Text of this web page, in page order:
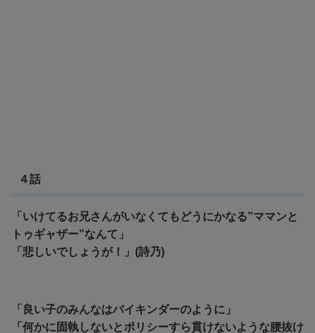
４話
「いけてるお兄さんがいなくてもどうにかなる”ママンと
トゥギャザー”なんて」
「悲しいでしょうが！」(詩乃)
「良い子のみんなはバイキンダーのように」
「何かに固執しないとポリシーすら貫けないような腰抜け